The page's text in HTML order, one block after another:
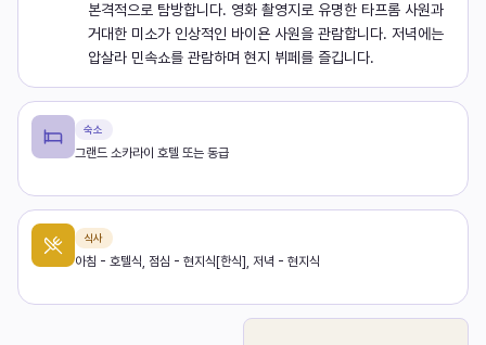
본격적으로 탐방합니다. 영화 촬영지로 유명한 타프롬 사원과
거대한 미소가 인상적인 바이욘 사원을 관람합니다. 저녁에는
압살라 민속쇼를 관람하며 현지 뷔페를 즐깁니다.
숙소
그랜드 소카라이 호텔 또는 동급
식사
아침 - 호텔식, 점심 - 현지식[한식], 저녁 - 현지식